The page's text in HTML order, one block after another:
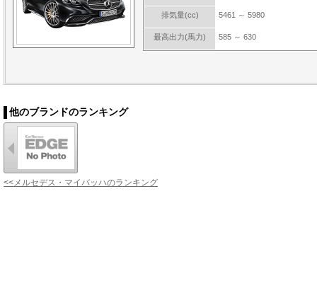
排気量(cc) 5461 ～ 5980
最高出力(馬力) 585 ～ 630
他のブランドのランキング
<<メルセデス・マイバッハのランキング